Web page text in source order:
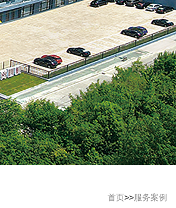
首页>>服务案例